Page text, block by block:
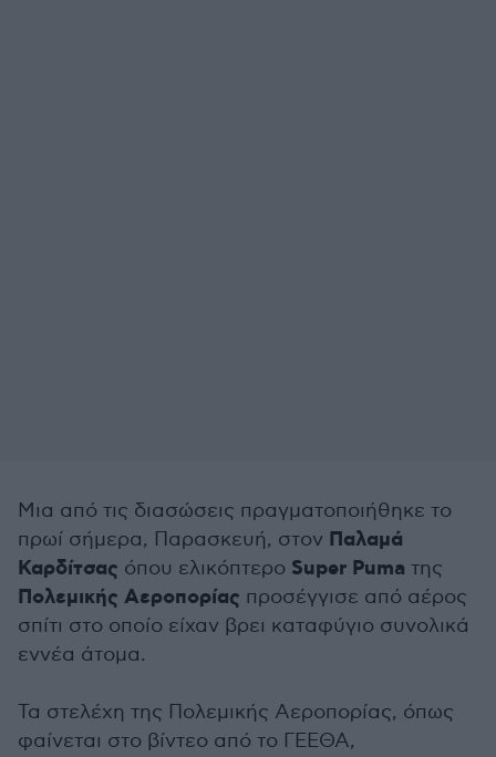
Μια από τις διασώσεις πραγματοποιήθηκε το
πρωί σήμερα, Παρασκευή, στον Παλαμά
Καρδίτσας όπου ελικόπτερο Super Puma της
Πολεμικής Αεροπορίας προσέγγισε από αέρος
σπίτι στο οποίο είχαν βρει καταφύγιο συνολικά
εννέα άτομα.
Τα στελέχη της Πολεμικής Αεροπορίας, όπως
φαίνεται στο βίντεο από το ΓΕΕΘΑ,